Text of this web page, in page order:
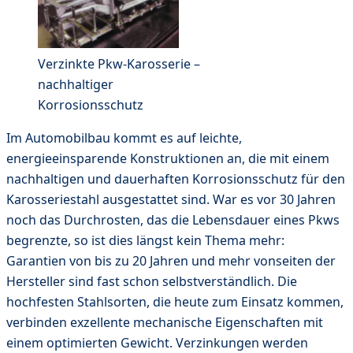
Verzinkte Pkw-Karosserie –
nachhaltiger
Korrosionsschutz
Im Automobilbau kommt es auf leichte,
energieeinsparende Konstruktionen an, die mit einem
nachhaltigen und dauerhaften Korrosionsschutz für den
Karosseriestahl ausgestattet sind. War es vor 30 Jahren
noch das Durchrosten, das die Lebensdauer eines Pkws
begrenzte, so ist dies längst kein Thema mehr:
Garantien von bis zu 20 Jahren und mehr vonseiten der
Hersteller sind fast schon selbstverständlich. Die
hochfesten Stahlsorten, die heute zum Einsatz kommen,
verbinden exzellente mechanische Eigenschaften mit
einem optimierten Gewicht. Verzinkungen werden